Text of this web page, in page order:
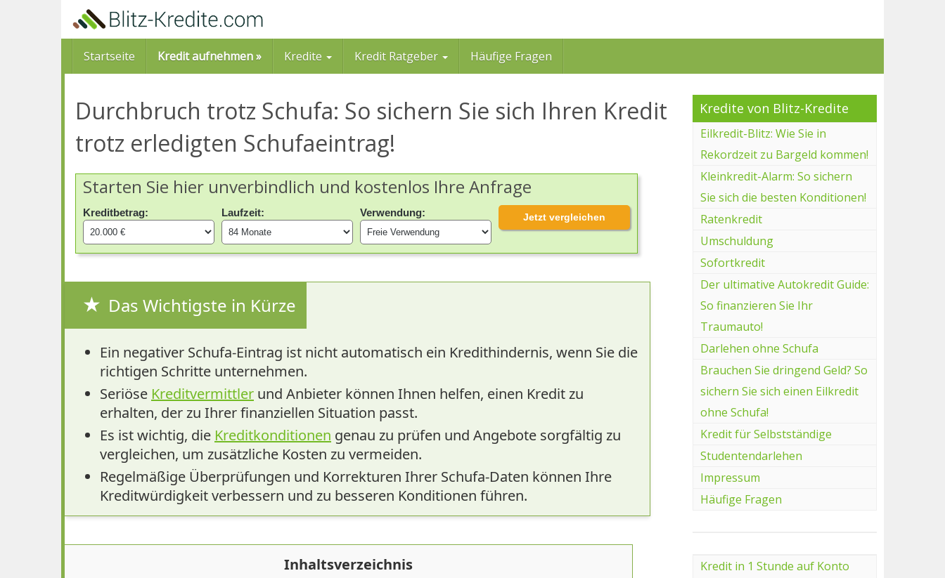
Startseite Kredit aufnehmen » Kredite Kredit Ratgeber Häufige Fragen
Durchbruch trotz Schufa: So sichern Sie sich Ihren Kredit
trotz erledigten Schufaeintrag!
Starten Sie hier unverbindlich und kostenlos Ihre Anfrage
Kreditbetrag: Laufzeit: Verwendung: Jetzt vergleichen
Das Wichtigste in Kürze
Ein negativer Schufa-Eintrag ist nicht automatisch ein Kredithindernis, wenn Sie die
richtigen Schritte unternehmen.
Seriöse Kreditvermittler und Anbieter können Ihnen helfen, einen Kredit zu
erhalten, der zu Ihrer finanziellen Situation passt.
Es ist wichtig, die Kreditkonditionen genau zu prüfen und Angebote sorgfältig zu
vergleichen, um zusätzliche Kosten zu vermeiden.
Regelmäßige Überprüfungen und Korrekturen Ihrer Schufa-Daten können Ihre
Kreditwürdigkeit verbessern und zu besseren Konditionen führen.
Inhaltsverzeichnis
Kredite von Blitz-Kredite
Eilkredit-Blitz: Wie Sie in
Rekordzeit zu Bargeld kommen!
Kleinkredit-Alarm: So sichern
Sie sich die besten Konditionen!
Ratenkredit
Umschuldung
Sofortkredit
Der ultimative Autokredit Guide:
So finanzieren Sie Ihr
Traumauto!
Darlehen ohne Schufa
Brauchen Sie dringend Geld? So
sichern Sie sich einen Eilkredit
ohne Schufa!
Kredit für Selbstständige
Studentendarlehen
Impressum
Häufige Fragen
Kredit in 1 Stunde auf Konto